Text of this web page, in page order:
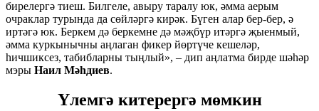
бирелергә тиеш. Билгеле, авыру таралу юк, әмма аерым
очраклар турында да сөйләргә кирәк. Бүген алар бер-бер, ә
иртәгә юк. Беркем дә беркемне дә мәҗбүр итәргә җыенмый,
әмма куркынычны аңлаган фикер йөртүче кешеләр,
һичшиксез, табибларны тыңлый», – дип аңлатма бирде шәһәр
мэры Наил Мәһдиев.
Үлемгә китерергә мөмкин